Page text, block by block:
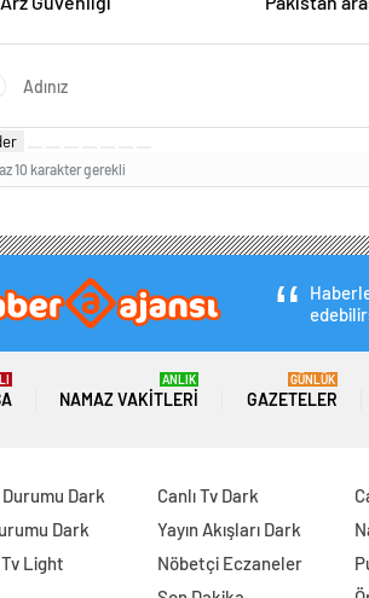
10 karakter gerekli
NAMAZ VAKITLERI
ANLIK
GAZETELER
GÜNLÜK
Dark
Dark
Tv Light
Canlı Tv Dark
Yayın Akışları Dark
Nöbetçi Eczaneler